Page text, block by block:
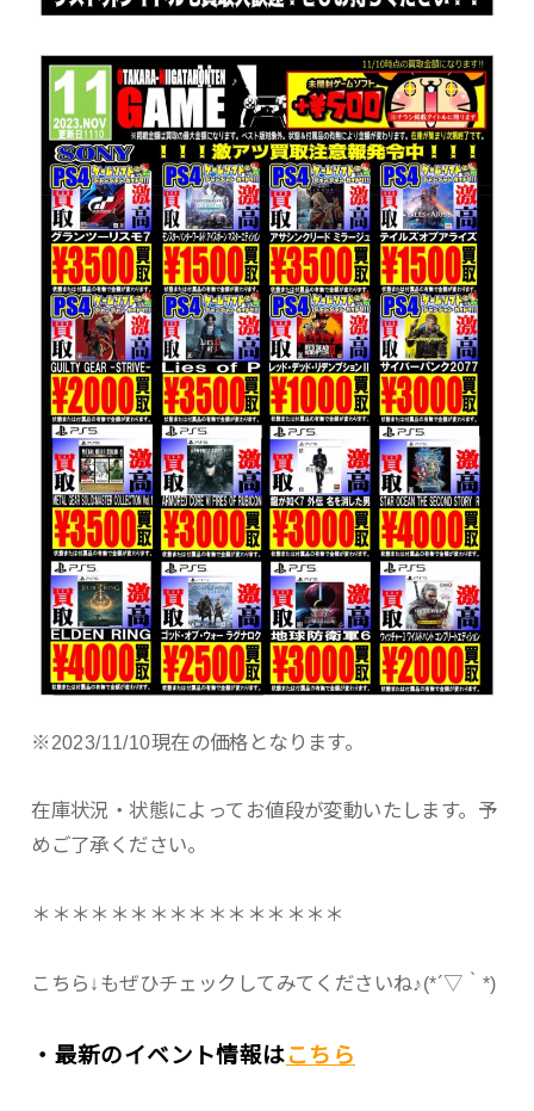
※2023/11/10現在の価格となります。
在庫状況・状態によってお値段が変動いたします。予
めご了承ください。
＊＊＊＊＊＊＊＊＊＊＊＊＊＊＊＊
こちら↓もぜひチェックしてみてくださいね♪(*´▽｀*)
・最新のイベント情報はこちら